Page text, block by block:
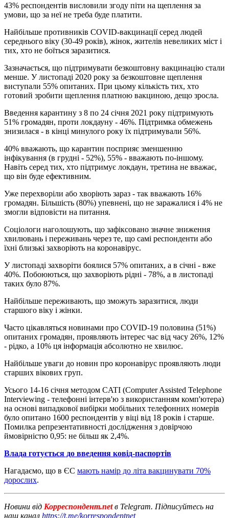
43% респондентів висловили згоду піти на щеплення за
умови, що за неї не треба буде платити.
Найбільше противників COVID-вакцинації серед людей
середнього віку (30-49 років), жінок, жителів невеликих міст і
тих, хто не боїться заразитися.
Зазначається, що підтримувати безкоштовну вакцинацію стали
менше. У листопаді 2020 року за безкоштовне щеплення
виступали 55% опитаних. При цьому кількість тих, хто
готовий зробити щеплення платною вакциною, дещо зросла.
Введення карантину з 8 по 24 січня 2021 року підтримують
51% громадян, проти локдауну - 46%. Підтримка обмежень
знизилася - в кінці минулого року їх підтримували 56%.
40% вважають, що карантин посприяє зменшенню
інфікування (в грудні - 52%), 55% - вважають по-іншому.
Навіть серед тих, хто підтримує локдаун, третина не вважає,
що він буде ефективним.
Уже перехворіли або хворіють зараз - так вважають 16%
громадян. Більшість (80%) упевнені, що не заражалися і 4% не
змогли відповісти на питання.
Соціологи наголошують, що зафіксовано значне зниження
хвилювань і переживань через те, що самі респонденти або
їхні близькі захворіють на коронавірус.
У листопаді захворіти боялися 57% опитаних, а в січні - вже
40%. Побоюються, що захворіють рідні - 78%, а в листопаді
таких було 87%.
Найбільше переживають, що зможуть заразитися, люди
старшого віку і жінки.
Часто цікавляться новинами про COVID-19 половина (51%)
опитаних громадян, проявляють інтерес час від часу 26%, 12%
- рідко, а 10% ця інформація абсолютно не хвилює.
Найбільше уваги до новин про коронавірус проявляють люди
старших вікових груп.
Усього 14-16 січня методом CATI (Computer Assisted Telephone
Interviewing - телефонні інтерв'ю з використанням комп'ютера)
на основі випадкової вибірки мобільних телефонних номерів
було опитано 1600 респондентів у віці від 18 років і старше.
Помилка репрезентативності дослідження з довірчою
ймовірністю 0,95: не більш як 2,4%.
Влада готується до введення ковід-паспортів
Нагадаємо, що в ЄС мають намір до літа вакцинувати 70%
дорослих.
Новини від Корреспондент.netв Telegram. Підписуйтесь на
наш канал https://t.me/korrespondentnet